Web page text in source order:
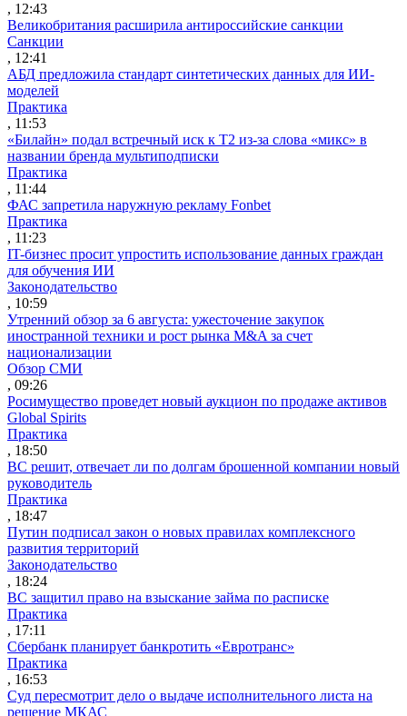
, 12:43
Великобритания расширила антироссийские санкции
Санкции
, 12:41
АБД предложила стандарт синтетических данных для ИИ-
моделей
Практика
, 11:53
«Билайн» подал встречный иск к Т2 из-за слова «микс» в
названии бренда мультиподписки
Практика
, 11:44
ФАС запретила наружную рекламу Fonbet
Практика
, 11:23
IT-бизнес просит упростить использование данных граждан
для обучения ИИ
Законодательство
, 10:59
Утренний обзор за 6 августа: ужесточение закупок
иностранной техники и рост рынка M&A за счет
национализации
Обзор СМИ
, 09:26
Росимущество проведет новый аукцион по продаже активов
Global Spirits
Практика
, 18:50
ВС решит, отвечает ли по долгам брошенной компании новый
руководитель
Практика
, 18:47
Путин подписал закон о новых правилах комплексного
развития территорий
Законодательство
, 18:24
ВС защитил право на взыскание займа по расписке
Практика
, 17:11
Сбербанк планирует банкротить «Евротранс»
Практика
, 16:53
Суд пересмотрит дело о выдаче исполнительного листа на
решение МКАС